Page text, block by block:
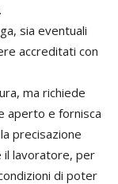
sia eventuali
accreditati con
ma richiede
aperto e fornisca
precisazione
il lavoratore, per
di poter